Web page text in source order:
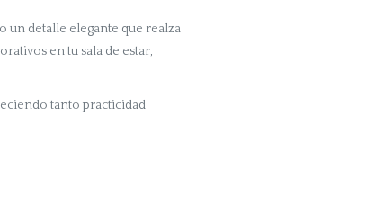
un detalle elegante que realza
en tu sala de estar,
tanto practicidad